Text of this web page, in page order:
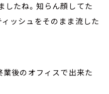
したね。知らん顔してた
ッシュをそのまま流した
業後のオフィスで出来た